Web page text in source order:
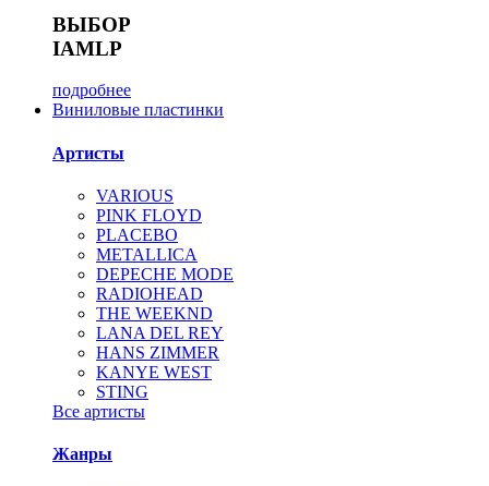
ВЫБОР
IAMLP
подробнее
Виниловые пластинки
Артисты
VARIOUS
PINK FLOYD
PLACEBO
METALLICA
DEPECHE MODE
RADIOHEAD
THE WEEKND
LANA DEL REY
HANS ZIMMER
KANYE WEST
STING
Все артисты
Жанры